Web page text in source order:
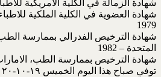
شهادة الزمالة في الكلية الأمريكية للاطباء –
شهادة العضوية في الكلية الملكية
1979
شهادة الترخيص الفدرالي بممارسة الطب،
المتحدة – 1982
شهادة الترخيص بممارسة الطب، الامارات
توفي صباح هذا اليوم الخميس ١٩-١٠-٢٠